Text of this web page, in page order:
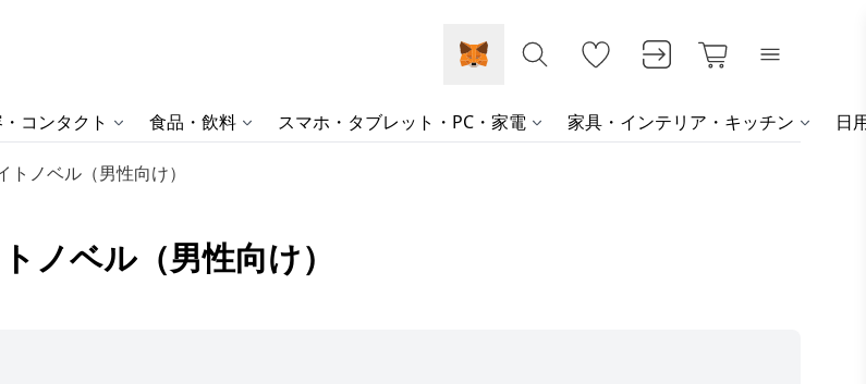
コンタクト 食品・飲料 スマホ・タブレット・PC・家電 家具・インテリア・キッチン 日
トノベル（男性向け）
ノベル（男性向け）